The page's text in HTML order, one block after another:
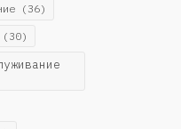
(36)